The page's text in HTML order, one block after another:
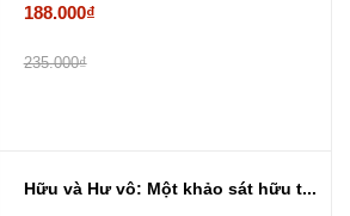
188.000₫
235.000₫
Hữu và Hư vô: Một khảo sát hữu t...